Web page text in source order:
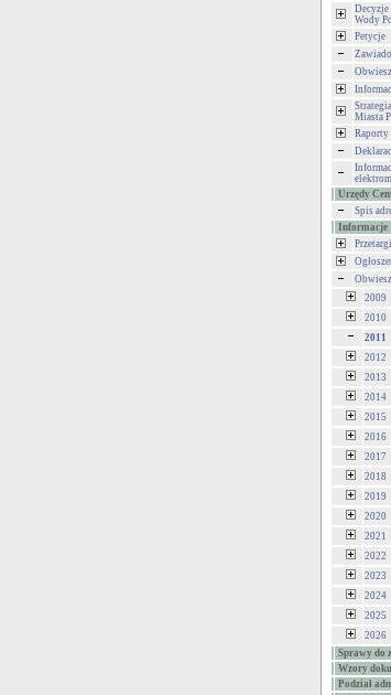
Decyzje
Wody
Petycje
Miasta
Raporty
Urzędy
Spis
Informacje
Przetargi
2009
2010
2011
2012
2013
2014
2015
2016
2017
2018
2019
2020
2021
2022
2023
2024
2025
2026
Sprawy do
Wzory
Podział